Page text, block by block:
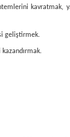
kavratmak,
geliştirmek.